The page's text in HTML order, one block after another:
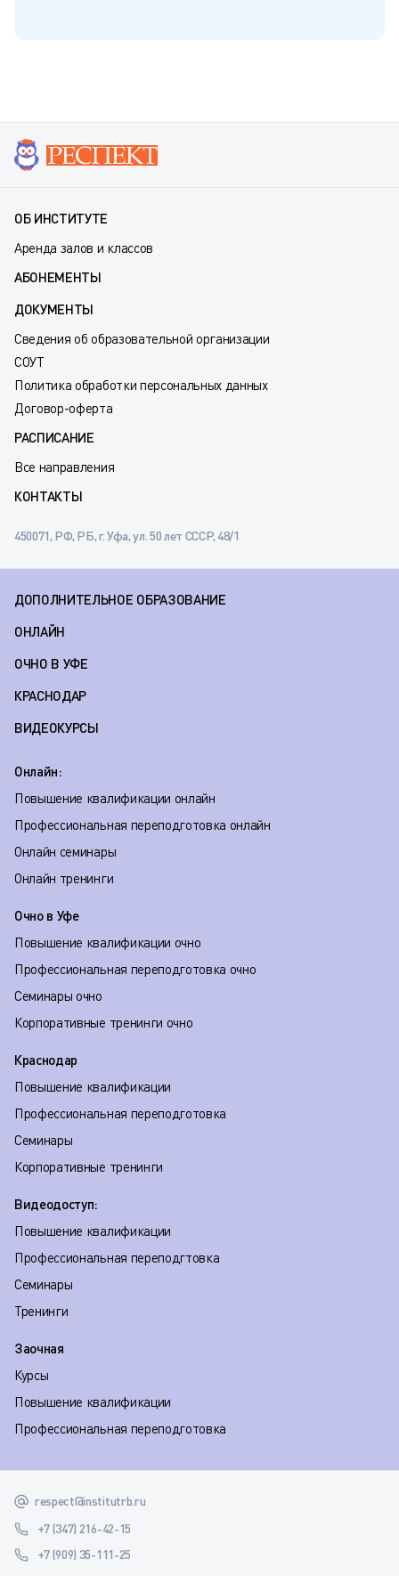
ОБ ИНСТИТУТЕ
Аренда залов и классов
АБОНЕМЕНТЫ
ДОКУМЕНТЫ
Сведения об образовательной организации
СОУТ
Политика обработки персональных данных
Договор-оферта
РАСПИСАНИЕ
Все направления
КОНТАКТЫ
450071, РФ, РБ, г. Уфа, ул. 50 лет СССР, 48/1
ДОПОЛНИТЕЛЬНОЕ ОБРАЗОВАНИЕ
ОНЛАЙН
ОЧНО В УФЕ
КРАСНОДАР
ВИДЕОКУРСЫ
Онлайн:
Повышение квалификации онлайн
Профессиональная переподготовка онлайн
Онлайн семинары
Онлайн тренинги
Очно в Уфе
Повышение квалификации очно
Профессиональная переподготовка очно
Семинары очно
Корпоративные тренинги очно
Краснодар
Повышение квалификации
Профессиональная переподготовка
Семинары
Корпоративные тренинги
Видеодоступ:
Повышение квалификации
Профессиональная переподгтовка
Семинары
Тренинги
Заочная
Курсы
Повышение квалификации
Профессиональная переподготовка
respect@institutrb.ru
+7 (347) 216-42-15
+7 (909) 35-111-25